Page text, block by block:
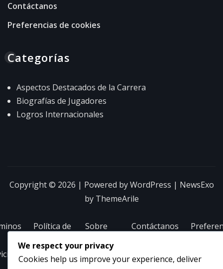
Contáctanos
Preferencias de cookies
Categorías
Aspectos Destacados de la Carrera
Biografías de Jugadores
Logros Internacionales
Copyright © 2026 | Powered byWordPress | NewsExo
by ThemeArile
Política de
de datos
Sobre
nosotros
Contáctanos
We respect your privacy
Cookies help us improve your experience, deliver